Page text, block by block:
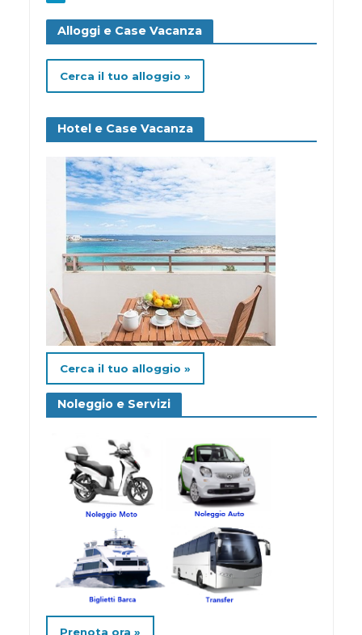
Alloggi e Case Vacanza
Cerca il tuo alloggio »
Hotel e Case Vacanza
Cerca il tuo alloggio »
Noleggio e Servizi
Prenota ora »